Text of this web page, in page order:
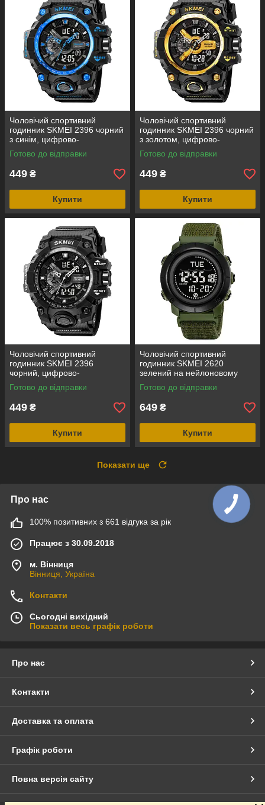
Чоловічий спортивний
годинник SKMEI 2396 чорний
з синім, цифрово-
аналоговий, водозахист 5
ATM
Готово до відправки
449 ₴
Купити
Чоловічий спортивний
годинник SKMEI 2396 чорний
з золотом, цифрово-
аналоговий, водозахист 5
ATM
Готово до відправки
449 ₴
Купити
Чоловічий спортивний
годинник SKMEI 2396
чорний, цифрово-
аналоговий, водозахист 5
ATM
Готово до відправки
449 ₴
Купити
Чоловічий спортивний
годинник SKMEI 2620
зелений на нейлоновому
ремінці з липучкою,
електронним компасом і
крокоміром
Готово до відправки
649 ₴
Купити
Показати ще
Про нас
100% позитивних з 661 відгука за рік
Працює з 30.09.2018
м. Вінниця
Вінниця, Україна
Контакти
Сьогодні вихідний
Показати весь графік роботи
Про нас
Контакти
Доставка та оплата
Графік роботи
Повна версія сайту